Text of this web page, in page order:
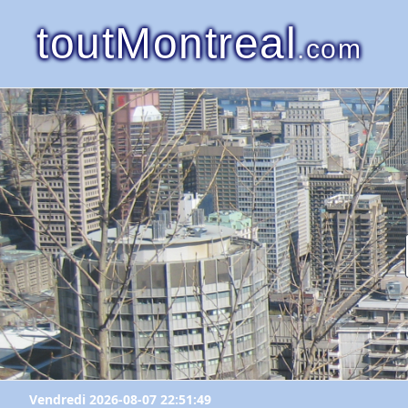
toutMontreal.com
Vendredi 2026-08-07 22:51:49